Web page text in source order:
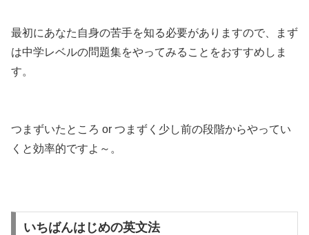
最初にあなた自身の苦手を知る必要がありますので、
まず
は中学レベルの問題集をやってみることをおすすめしま
す。
つまずいたところ or つまずく少し前の段階からやってい
くと効率的ですよ～。
いちばんはじめの英文法